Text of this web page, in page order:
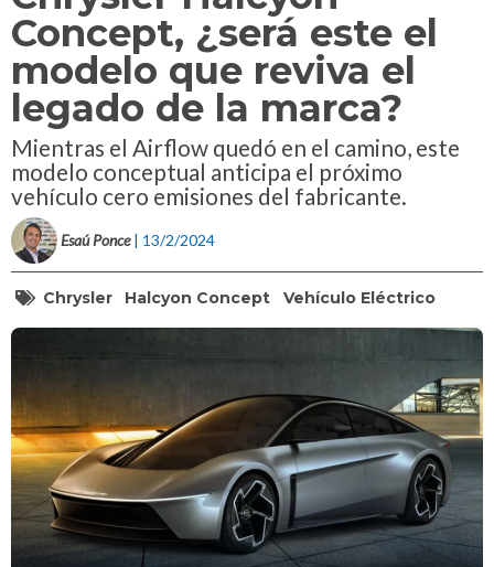
Concept, ¿será este el
modelo que reviva el
legado de la marca?
Mientras el Airflow quedó en el camino, este
modelo conceptual anticipa el próximo
vehículo cero emisiones del fabricante.
Esaú Ponce | 13/2/2024
Chrysler Halcyon Concept Vehículo Eléctrico